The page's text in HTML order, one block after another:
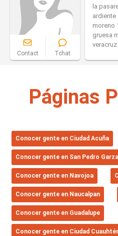
Contact Tchat
la
ardiente
moreno
gruesa
veracruz
Páginas
Conocer gente en Ciudad Acuña
Conocer gente en San Pedro
Conocer gente en Navojoa
Conocer gente en Naucalpan
Conocer gente en Guadalupe
Conocer gente en Ciudad